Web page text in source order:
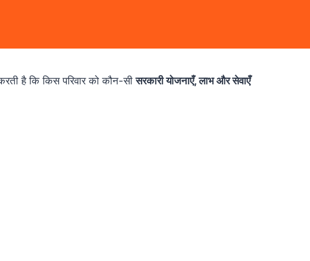
है कि किस परिवार को कौन-सीसरकारी योजनाएँ, लाभ और सेवाएँ